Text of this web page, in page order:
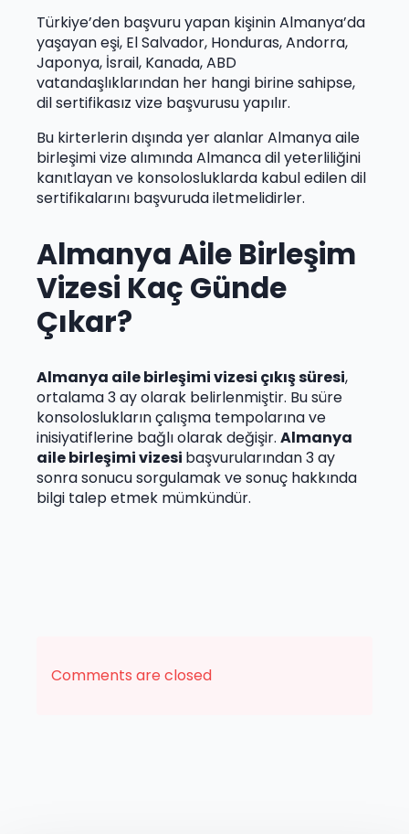
Türkiye’den başvuru yapan kişinin Almanya’da
yaşayan eşi, El Salvador, Honduras, Andorra,
Japonya, İsrail, Kanada, ABD
vatandaşlıklarından her hangi birine sahipse,
dil sertifikasız vize başvurusu yapılır.
Bu kirterlerin dışında yer alanlar Almanya aile
birleşimi vize alımında Almanca dil yeterliliğini
kanıtlayan ve konsolosluklarda kabul edilen dil
sertifikalarını başvuruda iletmelidirler.
Almanya Aile Birleşim
Vizesi Kaç Günde
Çıkar?
Almanya aile birleşimi vizesi çıkış süresi,
ortalama 3 ay olarak belirlenmiştir. Bu süre
konsoloslukların çalışma tempolarına ve
inisiyatiflerine bağlı olarak değişir. Almanya
aile birleşimi vizesi başvurularından 3 ay
sonra sonucu sorgulamak ve sonuç hakkında
bilgi talep etmek mümkündür.
Comments are closed